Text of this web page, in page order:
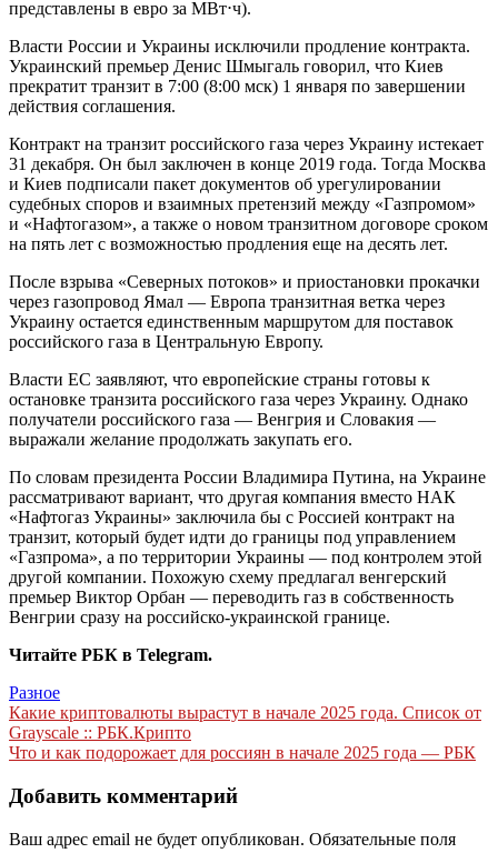
представлены в евро за МВт⋅ч).
Власти России и Украины исключили продление контракта.
Украинский премьер Денис Шмыгаль говорил, что Киев
прекратит транзит в 7:00 (8:00 мск) 1 января по завершении
действия соглашения.
Контракт на транзит российского газа через Украину истекает
31 декабря. Он был заключен в конце 2019 года. Тогда Москва
и Киев подписали пакет документов об урегулировании
судебных споров и взаимных претензий между «Газпромом»
и «Нафтогазом», а также о новом транзитном договоре сроком
на пять лет с возможностью продления еще на десять лет.
После взрыва «Северных потоков» и приостановки прокачки
через газопровод Ямал — Европа транзитная ветка через
Украину остается единственным маршрутом для поставок
российского газа в Центральную Европу.
Власти ЕС заявляют, что европейские страны готовы к
остановке транзита российского газа через Украину. Однако
получатели российского газа — Венгрия и Словакия —
выражали желание продолжать закупать его.
По словам президента России Владимира Путина, на Украине
рассматривают вариант, что другая компания вместо НАК
«Нафтогаз Украины» заключила бы с Россией контракт на
транзит, который будет идти до границы под управлением
«Газпрома», а по территории Украины — под контролем этой
другой компании. Похожую схему предлагал венгерский
премьер Виктор Орбан — переводить газ в собственность
Венгрии сразу на российско-украинской границе.
Читайте РБК в Telegram.
Разное
Навигация
по
Какие криптовалюты вырастут в начале 2025 года. Список от
Grayscale :: РБК.Крипто
Что и как подорожает для россиян в начале 2025 года — РБК
Добавить комментарий
Ваш адрес email не будет опубликован. Обязательные поля